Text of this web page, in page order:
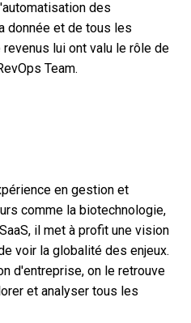
des
donnée et de tous les
lui ont valu le rôle de
Team.
en gestion et
comme la biotechnologie,
il met à profit une vision
voir la globalité des enjeux.
d'entreprise, on le retrouve
et analyser tous les